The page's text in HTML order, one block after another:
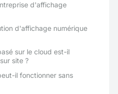
d'affichage
d'affichage numérique
sur le cloud est-il
site ?
il fonctionner sans